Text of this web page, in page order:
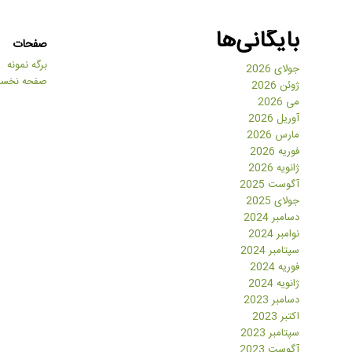
بایگانی‌ها
جولای 2026
ژوئن 2026
می 2026
آوریل 2026
مارس 2026
فوریه 2026
ژانویه 2026
آگوست 2025
جولای 2025
دسامبر 2024
نوامبر 2024
سپتامبر 2024
فوریه 2024
ژانویه 2024
دسامبر 2023
اکتبر 2023
سپتامبر 2023
صفحات
برگه نمونه
صفحه